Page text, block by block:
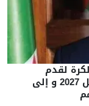
لقدم
للسيدات اثر تأهلهن الى مونديال البرازيل 2027 و إلى